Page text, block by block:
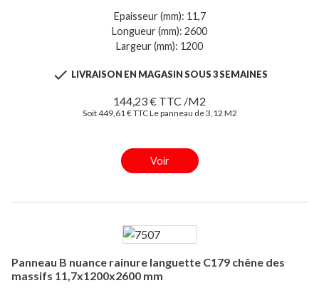
Epaisseur (mm): 11,7
Longueur (mm): 2600
Largeur (mm): 1200
 LIVRAISON EN MAGASIN SOUS 3 SEMAINES
144,23 € TTC /M2
Soit 449,61 € TTC Le panneau de 3,12 M2
Voir
Panneau B nuance rainure languette C179 chêne des
massifs 11,7x1200x2600 mm